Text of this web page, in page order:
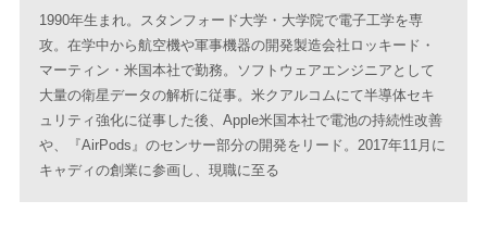
1990年生まれ。スタンフォード大学・大学院で電子工学を専
攻。在学中から航空機や軍事機器の開発製造会社ロッキード・
マーティン・米国本社で勤務。ソフトウェアエンジニアとして
大量の衛星データの解析に従事。米クアルコムにて半導体セキ
ュリティ強化に従事した後、Apple米国本社で電池の持続性改善
や、『AirPods』のセンサー部分の開発をリード。2017年11月に
キャディの創業に参画し、現職に至る